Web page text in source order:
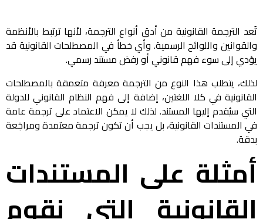
تُعد الترجمة القانونية من أدق أنواع الترجمة، لأنها ترتبط بالأنظمة
والقوانين واللوائح الرسمية. وأي خطأ في المصطلحات القانونية قد
يؤدي إلى سوء فهم قانوني أو رفض مستند رسمي.
لذلك، يتطلب هذا النوع من الترجمة معرفة متعمقة بالمصطلحات
القانونية في كلا اللغتين، إضافة إلى فهم النظام القانوني للدولة
التي سيُقدم إليها المستند. لذلك لا يمكن الاعتماد على ترجمة عامة
في المستندات القانونية، بل يجب أن تكون ترجمة معتمدة ومراجَعة
بدقة.
أمثلة على المستندات
القانونية التي نقوم